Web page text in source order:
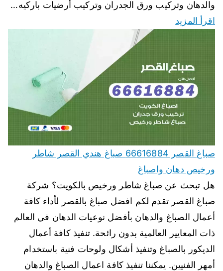
والدهان وتركيب ورق الجدران وتركيب أرضيات باركيه…
اقرأ المزيد
صباغ القصر 66616884 صباغ هندي القصر شاطر
ورخيص دهان واصباغ
هل تبحث عن صباغ شاطر ورخيص بالكويت؟ شركة
صباغ القصر تقدم لكم افضل صباغ بالقصر لأداء كافة
أعمال الصباغ والدهان بأفضل نوعيات الدهان في العالم
ذات المعايير العالمية بدون رائحة. تنفيذ كافة أعمال
الديكور بالصباغ وتنفيذ أشكال ولوحات فنية باستخدام
أمهر الفنيين. يمكننا تنفيذ كافة اعمال الصباغ والدهان